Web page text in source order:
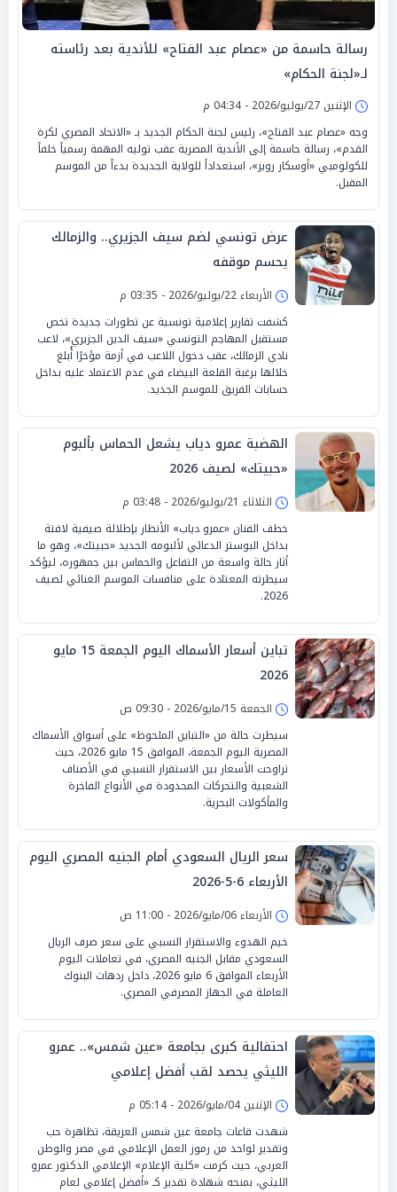
رسالة حاسمة من «عصام عبد الفتاح» للأندية بعد رئاسته
لـ«لجنة الحكام»
الإثنين 27/يوليو/2026 - 04:34 م
وجه «عصام عبد الفتاح»، رئيس لجنة الحكام الجديد بـ «الاتحاد المصري لكرة
القدم»، رسالة حاسمة إلى الأندية المصرية عقب توليه المهمة رسمياً خلفاً
للكولومبي «أوسكار رويز»، استعداداً للولاية الجديدة بدءاً من الموسم
المقبل.
عرض تونسي لضم سيف الجزيري.. والزمالك
يحسم موقفه
الأربعاء 22/يوليو/2026 - 03:35 م
كشفت تقارير إعلامية تونسية عن تطورات جديدة تخص
مستقبل المهاجم التونسي «سيف الدين الجزيري»، لاعب
نادي الزمالك، عقب دخول اللاعب في أزمة مؤخرًا أُبلغ
خلالها برغبة القلعة البيضاء في عدم الاعتماد عليه بداخل
حسابات الفريق للموسم الجديد.
الهضبة عمرو دياب يشعل الحماس بألبوم
«حبيتك» لصيف 2026
الثلاثاء 21/يوليو/2026 - 03:48 م
خطف الفنان «عمرو دياب» الأنظار بإطلالة صيفية لافتة
بداخل البوستر الدعائي لألبومه الجديد «حبيتك»، وهو ما
أثار حالة واسعة من التفاعل والحماس بين جمهوره، ليؤكد
سيطرته المعتادة على منافسات الموسم الغنائي لصيف
2026.
تباين أسعار الأسماك اليوم الجمعة 15 مايو
2026
الجمعة 15/مايو/2026 - 09:30 ص
سيطرت حالة من «التباين الملحوظ» على أسواق الأسماك
المصرية اليوم الجمعة، الموافق 15 مايو 2026، حيث
تراوحت الأسعار بين الاستقرار النسبي في الأصناف
الشعبية والتحركات المحدودة في الأنواع الفاخرة
والمأكولات البحرية.
سعر الريال السعودي أمام الجنيه المصري اليوم
الأربعاء 6-5-2026
الأربعاء 06/مايو/2026 - 11:00 ص
خيم الهدوء والاستقرار النسبي على سعر صرف الريال
السعودي مقابل الجنيه المصري، في تعاملات اليوم
الأربعاء الموافق 6 مايو 2026، داخل ردهات البنوك
العاملة في الجهاز المصرفي المصري.
احتفالية كبرى بجامعة «عين شمس».. عمرو
الليثي يحصد لقب أفضل إعلامي
الإثنين 04/مايو/2026 - 05:14 م
شهدت قاعات جامعة عين شمس العريقة، تظاهرة حب
وتقدير لواحد من رموز العمل الإعلامي في مصر والوطن
العربي، حيث كرمت «كلية الإعلام» الإعلامي الدكتور عمرو
الليثي، بمنحه شهادة تقدير كـ «أفضل إعلامي لعام